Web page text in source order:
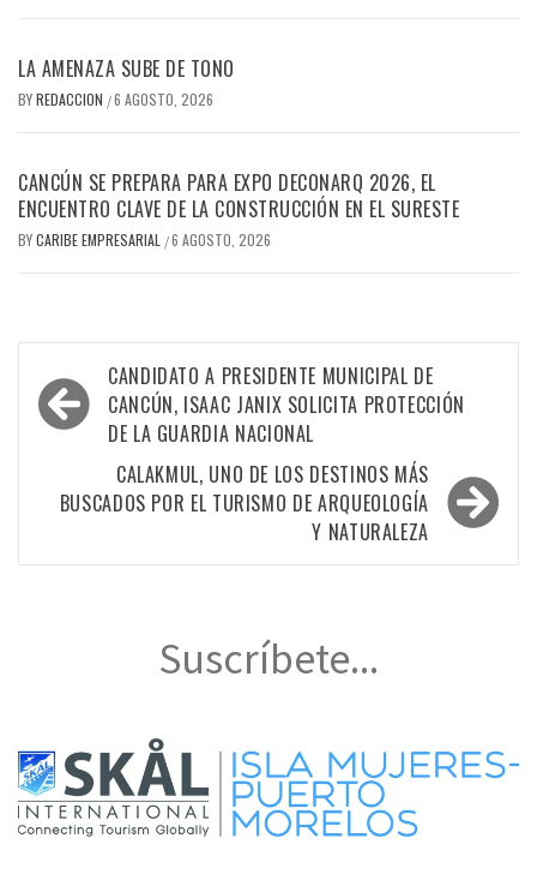
LA AMENAZA SUBE DE TONO
BYREDACCION /6 AGOSTO, 2026
CANCÚN SE PREPARA PARA EXPO DECONARQ 2026, EL
ENCUENTRO CLAVE DE LA CONSTRUCCIÓN EN EL SURESTE
BYCARIBE EMPRESARIAL /6 AGOSTO, 2026
Navegación
de
entradas
CANDIDATO A PRESIDENTE MUNICIPAL DE
CANCÚN, ISAAC JANIX SOLICITA PROTECCIÓN
DE LA GUARDIA NACIONAL
CALAKMUL, UNO DE LOS DESTINOS MÁS
BUSCADOS POR EL TURISMO DE ARQUEOLOGÍA
Y NATURALEZA
Suscríbete...